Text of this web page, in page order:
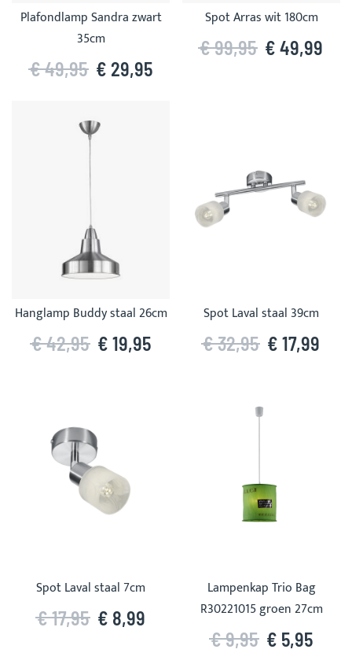
Plafondlamp Sandra zwart
35cm
€ 29,95
€ 49,95
Spot Arras wit 180cm
€ 49,99
€ 99,95
Hanglamp Buddy staal 26cm
€ 19,95
€ 42,95
Spot Laval staal 39cm
€ 17,99
€ 32,95
Spot Laval staal 7cm
€ 8,99
€ 17,95
Lampenkap Trio Bag
R30221015 groen 27cm
€ 5,95
€ 9,95